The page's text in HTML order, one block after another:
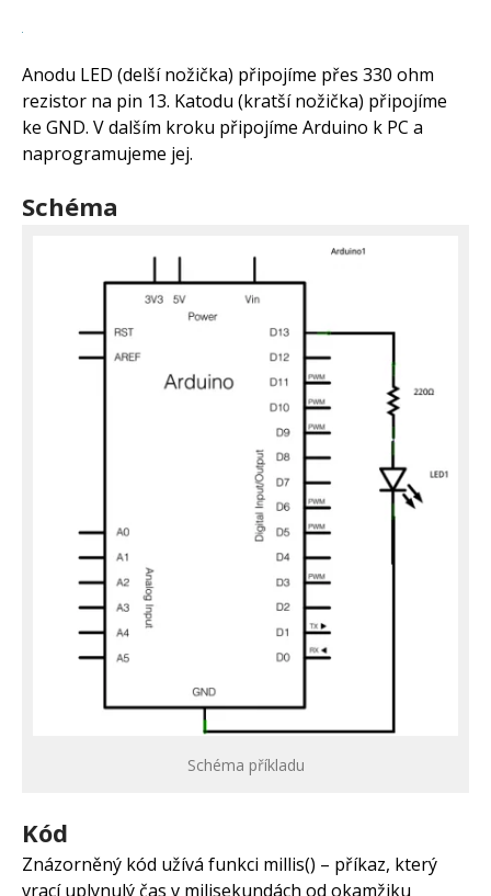
Anodu LED (delší nožička) připojíme přes 330 ohm
rezistor na pin 13. Katodu (kratší nožička) připojíme
ke GND. V dalším kroku připojíme Arduino k PC a
naprogramujeme jej.
Schéma
Schéma příkladu
Kód
Znázorněný kód užívá funkci millis() – příkaz, který
vrací uplynulý čas v milisekundách od okamžiku